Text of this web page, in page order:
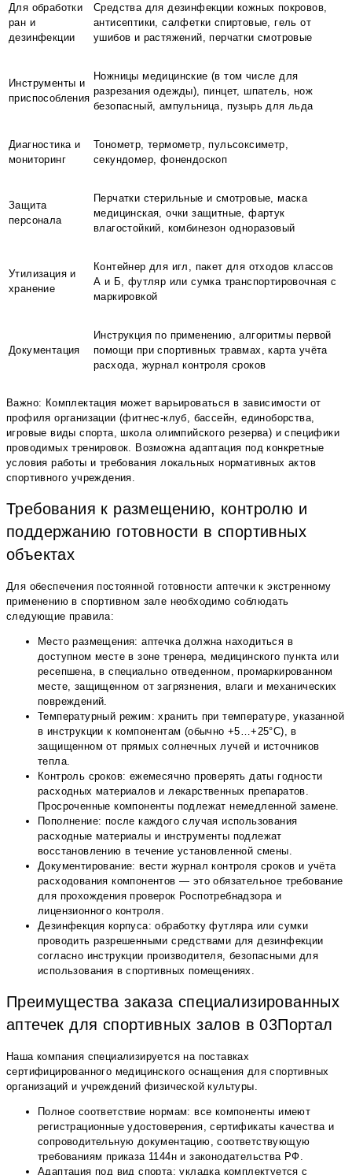
Для обработки
ран и
дезинфекции
Средства для дезинфекции кожных покровов,
антисептики, салфетки спиртовые, гель от
ушибов и растяжений, перчатки смотровые
Инструменты и
приспособления
Ножницы медицинские (в том числе для
разрезания одежды), пинцет, шпатель, нож
безопасный, ампульница, пузырь для льда
Диагностика и
мониторинг
Тонометр, термометр, пульсоксиметр,
секундомер, фонендоскоп
Защита
персонала
Перчатки стерильные и смотровые, маска
медицинская, очки защитные, фартук
влагостойкий, комбинезон одноразовый
Утилизация и
хранение
Контейнер для игл, пакет для отходов классов
А и Б, футляр или сумка транспортировочная с
маркировкой
Документация
Инструкция по применению, алгоритмы первой
помощи при спортивных травмах, карта учёта
расхода, журнал контроля сроков
Важно: Комплектация может варьироваться в зависимости от
профиля организации (фитнес-клуб, бассейн, единоборства,
игровые виды спорта, школа олимпийского резерва) и специфики
проводимых тренировок. Возможна адаптация под конкретные
условия работы и требования локальных нормативных актов
спортивного учреждения.
Требования к размещению, контролю и
поддержанию готовности в спортивных
объектах
Для обеспечения постоянной готовности аптечки к экстренному
применению в спортивном зале необходимо соблюдать
следующие правила:
Место размещения: аптечка должна находиться в
доступном месте в зоне тренера, медицинского пункта или
ресепшена, в специально отведенном, промаркированном
месте, защищенном от загрязнения, влаги и механических
повреждений.
Температурный режим: хранить при температуре, указанной
в инструкции к компонентам (обычно +5…+25°С), в
защищенном от прямых солнечных лучей и источников
тепла.
Контроль сроков: ежемесячно проверять даты годности
расходных материалов и лекарственных препаратов.
Просроченные компоненты подлежат немедленной замене.
Пополнение: после каждого случая использования
расходные материалы и инструменты подлежат
восстановлению в течение установленной смены.
Документирование: вести журнал контроля сроков и учёта
расходования компонентов — это обязательное требование
для прохождения проверок Роспотребнадзора и
лицензионного контроля.
Дезинфекция корпуса: обработку футляра или сумки
проводить разрешенными средствами для дезинфекции
согласно инструкции производителя, безопасными для
использования в спортивных помещениях.
Преимущества заказа специализированных
аптечек для спортивных залов в 03Портал
Наша компания специализируется на поставках
сертифицированного медицинского оснащения для спортивных
организаций и учреждений физической культуры.
Полное соответствие нормам: все компоненты имеют
регистрационные удостоверения, сертификаты качества и
сопроводительную документацию, соответствующую
требованиям приказа 1144н и законодательства РФ.
Адаптация под вид спорта: укладка комплектуется с